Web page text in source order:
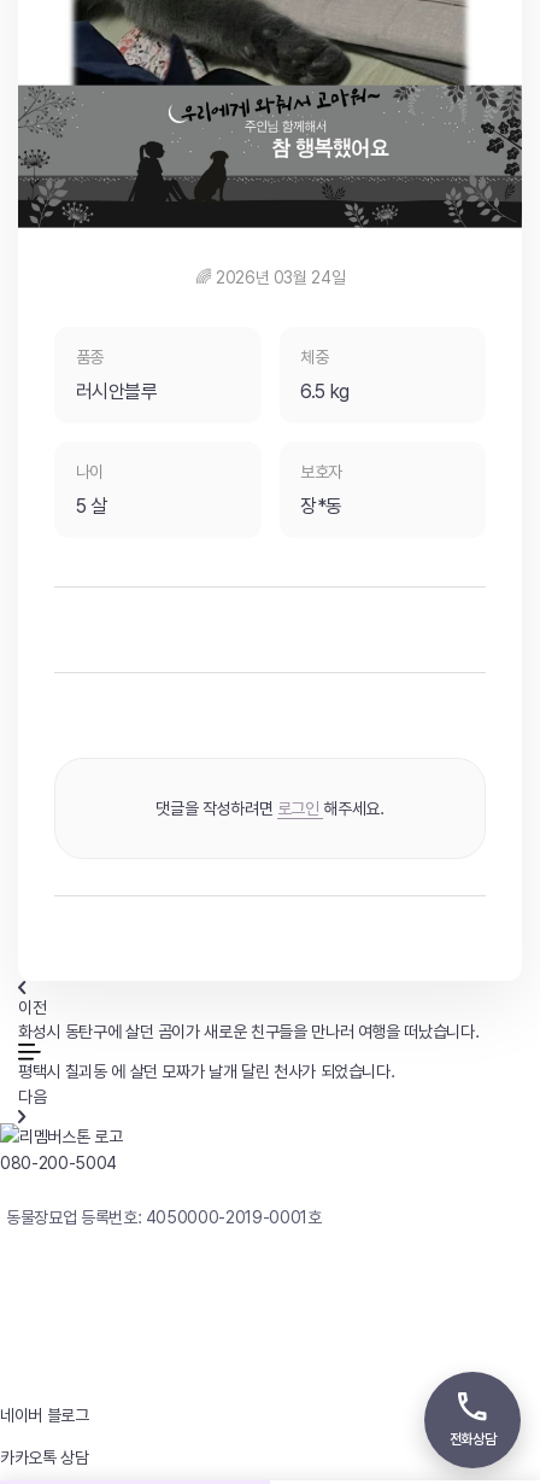
🌈 2026년 03월 24일
품종
러시안블루
체중
6.5 kg
나이
5 살
보호자
장*동
댓글을 작성하려면 로그인 해주세요.
이전
화성시 동탄구에 살던 곰이가 새로운 친구들을 만나러 여행을 떠났습니다.
평택시 칠괴동 에 살던 모짜가 날개 달린 천사가 되었습니다.
다음
080-200-5004
동물장묘업 등록번호: 4050000-2019-0001호
네이버 블로그
카카오톡 상담
전화상담